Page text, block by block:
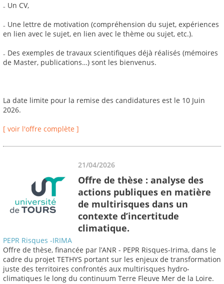
₋ Un CV,
₋ Une lettre de motivation (compréhension du sujet, expériences
en lien avec le sujet, en lien avec le thème ou sujet, etc.).
₋ Des exemples de travaux scientifiques déjà réalisés (mémoires
de Master, publications…) sont les bienvenus.
La date limite pour la remise des candidatures est le 10 Juin
2026.
[ voir l'offre complète ]
21/04/2026
Offre de thèse : analyse des
actions publiques en matière
de multirisques dans un
contexte d’incertitude
climatique.
PEPR Risques -IRIMA
Offre de thèse, financée par l’ANR - PEPR Risques-Irima, dans le
cadre du projet TETHYS portant sur les enjeux de transformation
juste des territoires confrontés aux multirisques hydro-
climatiques le long du continuum Terre Fleuve Mer de la Loire.